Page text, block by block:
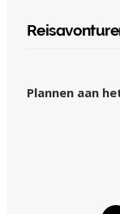
Plannen aan